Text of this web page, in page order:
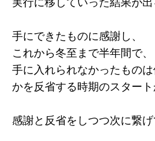
手にできたものに感謝し、
これから冬至まで半年間で、
手に入れられなかったもの
かを反省する時期のスター
感謝と反省をしつつ次に繋